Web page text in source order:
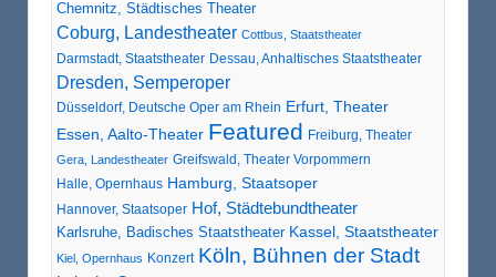
Chemnitz, Städtisches Theater
Coburg, Landestheater Cottbus, Staatstheater
Darmstadt, Staatstheater Dessau, Anhaltisches Staatstheater
Dresden, Semperoper
Düsseldorf, Deutsche Oper am Rhein Erfurt, Theater
Essen, Aalto-Theater Featured Freiburg, Theater
Gera, Landestheater Greifswald, Theater Vorpommern
Halle, Opernhaus Hamburg, Staatsoper
Hannover, Staatsoper Hof, Städtebundtheater
Karlsruhe, Badisches Staatstheater Kassel, Staatstheater
Kiel, Opernhaus Konzert Köln, Bühnen der Stadt